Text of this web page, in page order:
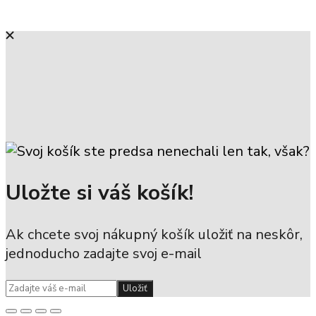
Uložte si váš košík!
Ak chcete svoj nákupný košík uložiť na neskôr,
jednoducho zadajte svoj e-mail
Uložiť